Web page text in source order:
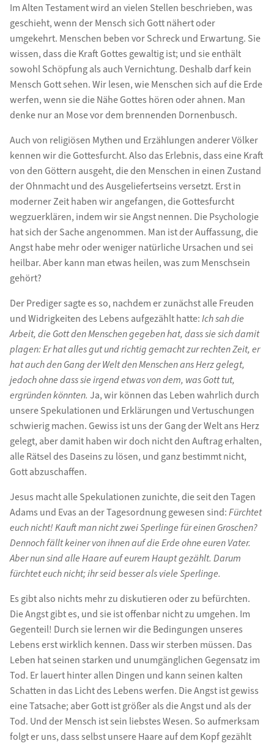
Im Alten Testament wird an vielen Stellen beschrieben, was
geschieht, wenn der Mensch sich Gott nähert oder
umgekehrt. Menschen beben vor Schreck und Erwartung. Sie
wissen, dass die Kraft Gottes gewaltig ist; und sie enthält
sowohl Schöpfung als auch Vernichtung. Deshalb darf kein
Mensch Gott sehen. Wir lesen, wie Menschen sich auf die Erde
werfen, wenn sie die Nähe Gottes hören oder ahnen. Man
denke nur an Mose vor dem brennenden Dornenbusch.
Auch von religiösen Mythen und Erzählungen anderer Völker
kennen wir die Gottesfurcht. Also das Erlebnis, dass eine Kraft
von den Göttern ausgeht, die den Menschen in einen Zustand
der Ohnmacht und des Ausgeliefertseins versetzt. Erst in
moderner Zeit haben wir angefangen, die Gottesfurcht
wegzuerklären, indem wir sie Angst nennen. Die Psychologie
hat sich der Sache angenommen. Man ist der Auffassung, die
Angst habe mehr oder weniger natürliche Ursachen und sei
heilbar. Aber kann man etwas heilen, was zum Menschsein
gehört?
Der Prediger sagte es so, nachdem er zunächst alle Freuden
und Widrigkeiten des Lebens aufgezählt hatte:Ich sah die
Arbeit, die Gott den Menschen gegeben hat, dass sie sich damit
plagen: Er hat alles gut und richtig gemacht zur rechten Zeit, er
hat auch den Gang der Welt den Menschen ans Herz gelegt,
jedoch ohne dass sie irgend etwas von dem, was Gott tut,
ergründen könnten. Ja, wir können das Leben wahrlich durch
unsere Spekulationen und Erklärungen und Vertuschungen
schwierig machen. Gewiss ist uns der Gang der Welt ans Herz
gelegt, aber damit haben wir doch nicht den Auftrag erhalten,
alle Rätsel des Daseins zu lösen, und ganz bestimmt nicht,
Gott abzuschaffen.
Jesus macht alle Spekulationen zunichte, die seit den Tagen
Adams und Evas an der Tagesordnung gewesen sind:Fürchtet
euch nicht! Kauft man nicht zwei Sperlinge für einen Groschen?
Dennoch fällt keiner von ihnen auf die Erde ohne euren Vater.
Aber nun sind alle Haare auf eurem Haupt gezählt. Darum
fürchtet euch nicht; ihr seid besser als viele Sperlinge.
Es gibt also nichts mehr zu diskutieren oder zu befürchten.
Die Angst gibt es, und sie ist offenbar nicht zu umgehen. Im
Gegenteil! Durch sie lernen wir die Bedingungen unseres
Lebens erst wirklich kennen. Dass wir sterben müssen. Das
Leben hat seinen starken und unumgänglichen Gegensatz im
Tod. Er lauert hinter allen Dingen und kann seinen kalten
Schatten in das Licht des Lebens werfen. Die Angst ist gewiss
eine Tatsache; aber Gott ist größer als die Angst und als der
Tod. Und der Mensch ist sein liebstes Wesen. So aufmerksam
folgt er uns, dass selbst unsere Haare auf dem Kopf gezählt